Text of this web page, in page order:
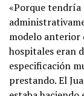
«Porque tendría
modelo anterior
hospitales eran
especificación
prestando. El